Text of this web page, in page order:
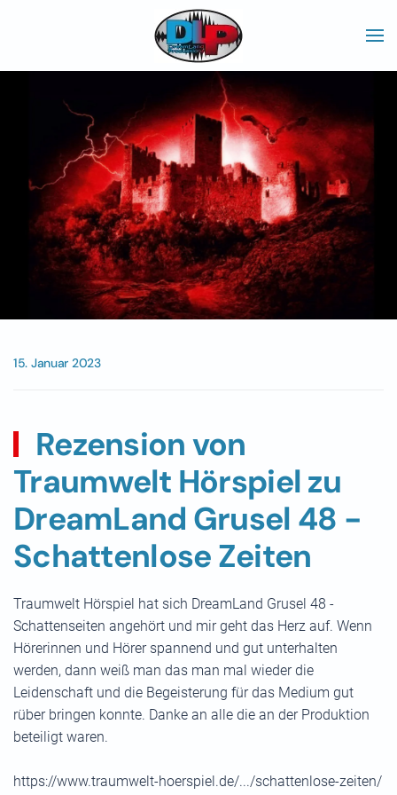
Skip to main content
15. Januar 2023
Rezension von
Traumwelt Hörspiel zu
DreamLand Grusel 48 -
Schattenlose Zeiten
Traumwelt Hörspiel hat sich DreamLand Grusel 48 -
Schattenseiten angehört und mir geht das Herz auf. Wenn
Hörerinnen und Hörer spannend und gut unterhalten
werden, dann weiß man das man mal wieder die
Leidenschaft und die Begeisterung für das Medium gut
rüber bringen konnte. Danke an alle die an der Produktion
beteiligt waren.
https://www.traumwelt-hoerspiel.de/.../schattenlose-zeiten/